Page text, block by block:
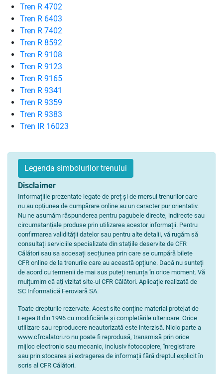
Tren R 4702
Tren R 6403
Tren R 7402
Tren R 8592
Tren R 9108
Tren R 9123
Tren R 9165
Tren R 9341
Tren R 9359
Tren R 9383
Tren IR 16023
Legenda simbolurilor trenului
Disclaimer
Informațiile prezentate legate de preț și de mersul trenurilor care
nu au opțiunea de cumpărare online au un caracter pur orientativ.
Nu ne asumăm răspunderea pentru pagubele directe, indirecte sau
circumstanțiale produse prin utilizarea acestor informații. Pentru
confirmarea validității datelor sau pentru alte detalii, vă rugăm să
consultați serviciile specializate din stațiile deservite de CFR
Călători sau sa accesați secțiunea prin care se cumpără bilete
CFR online de la trenurile care au această opțiune. Dacă nu sunteți
de acord cu termenii de mai sus puteți renunța în orice moment. Vă
mulțumim că ați vizitat site-ul CFR Călători. Aplicație realizată de
SC Informatică Feroviară SA.
Toate drepturile rezervate. Acest site conține material protejat de
Legea 8 din 1996 cu modificările și completările ulterioare. Orice
utilizare sau reproducere neautorizată este interzisă. Nicio parte a
www.cfrcalatori.ro nu poate fi reprodusă, transmisă prin orice
mijloc electronic sau mecanic, inclusiv fotocopiere, înregistrare
sau prin stocarea și extragerea de informații fără dreptul explicit în
scris al CFR Călători.